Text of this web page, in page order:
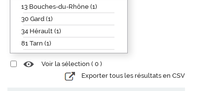
13 Bouches-du-Rhône (1)
30 Gard (1)
34 Hérault (1)
81 Tarn (1)
Voir la sélection ( 0 )
Exporter tous les résultats en CSV